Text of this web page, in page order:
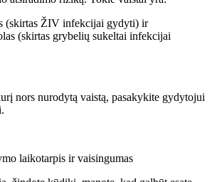
(skirtas ŽIV infekcijai gydyti) ir
(skirtas grybelių sukeltai infekcijai
nors nurodytą vaistą, pasakykite gydytojui
laikotarpis ir vaisingumas